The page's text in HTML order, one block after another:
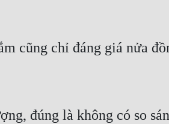
cũng chỉ đáng giá nửa
đúng là không có so